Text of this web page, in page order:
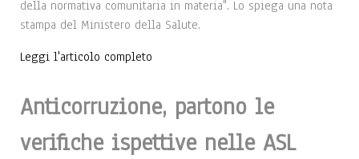
della normativa comunitaria in materia". Lo spiega una nota
stampa del Ministero della Salute.
Leggi l'articolo completo
Anticorruzione, partono le
verifiche ispettive nelle ASL